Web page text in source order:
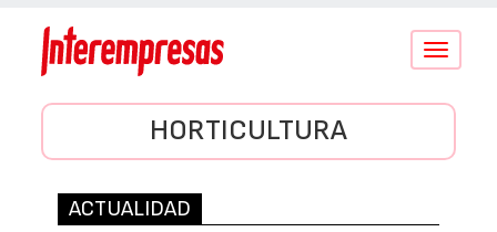
Conmutar
HORTICULTURA
ACTUALIDAD